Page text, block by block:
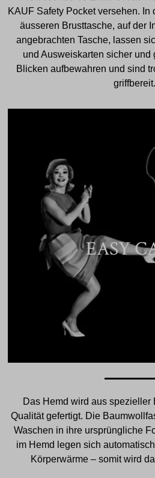
KAUF Safety Pocket versehen. In
äusseren Brusttasche, auf der
angebrachten Tasche, lassen
und Ausweiskarten sicher und
Blicken aufbewahren und sind
griffbereit.
EASY
Das Hemd wird aus spezieller
Qualität gefertigt. Die
Waschen in ihre ursprüngliche
im Hemd legen sich
Körperwärme – somit wird